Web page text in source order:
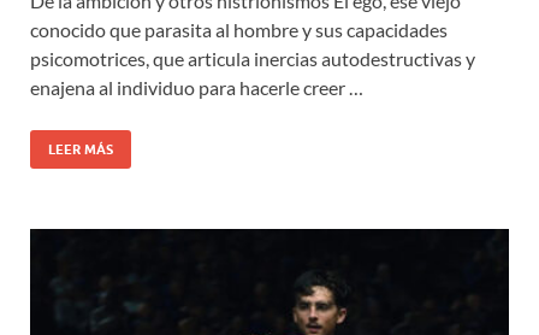
conocido que parasita al hombre y sus capacidades
psicomotrices, que articula inercias autodestructivas y
enajena al individuo para hacerle creer …
LEER MÁS